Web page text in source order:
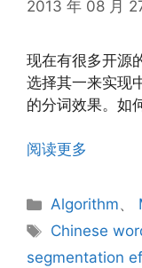
2013 年 08 月
现在有很多开源
选择其一来实现
的分词效果。如
阅读更多
分
类
Algorithm、
标
签
Chinese
segmentation